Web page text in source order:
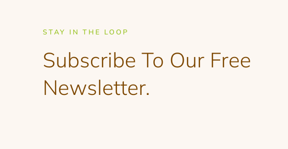
STAY IN THE LOOP
Subscribe To Our Free
Newsletter.